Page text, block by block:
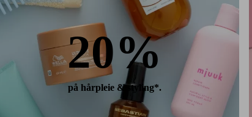
20%
på hårpleie & styling*.